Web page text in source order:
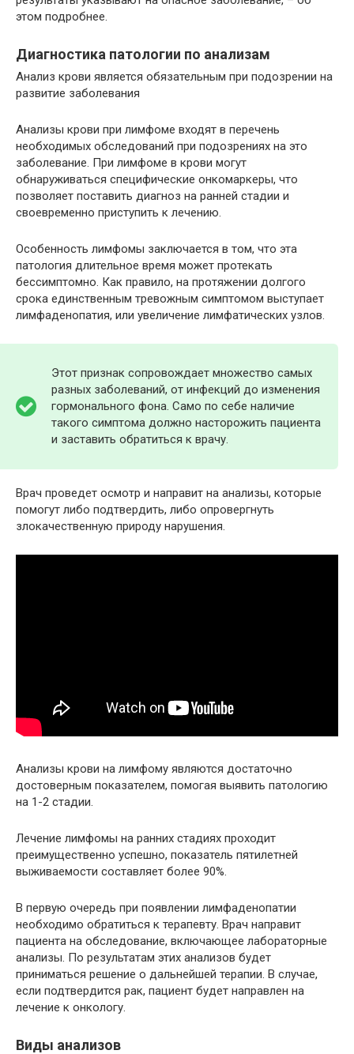
этом подробнее.
Диагностика патологии по анализам
Анализ крови является обязательным при подозрении на
развитие заболевания
Анализы крови при лимфоме входят в перечень
необходимых обследований при подозрениях на это
заболевание. При лимфоме в крови могут
обнаруживаться специфические онкомаркеры, что
позволяет поставить диагноз на ранней стадии и
своевременно приступить к лечению.
Особенность лимфомы заключается в том, что эта
патология длительное время может протекать
бессимптомно. Как правило, на протяжении долгого
срока единственным тревожным симптомом выступает
лимфаденопатия, или увеличение лимфатических узлов.
Этот признак сопровождает множество самых
разных заболеваний, от инфекций до изменения
гормонального фона. Само по себе наличие
такого симптома должно насторожить пациента
и заставить обратиться к врачу.
Врач проведет осмотр и направит на анализы, которые
помогут либо подтвердить, либо опровергнуть
злокачественную природу нарушения.
Анализы крови на лимфому являются достаточно
достоверным показателем, помогая выявить патологию
на 1-2 стадии.
Лечение лимфомы на ранних стадиях проходит
преимущественно успешно, показатель пятилетней
выживаемости составляет более 90%.
В первую очередь при появлении лимфаденопатии
необходимо обратиться к терапевту. Врач направит
пациента на обследование, включающее лабораторные
анализы. По результатам этих анализов будет
приниматься решение о дальнейшей терапии. В случае,
если подтвердится рак, пациент будет направлен на
лечение к онкологу.
Виды анализов